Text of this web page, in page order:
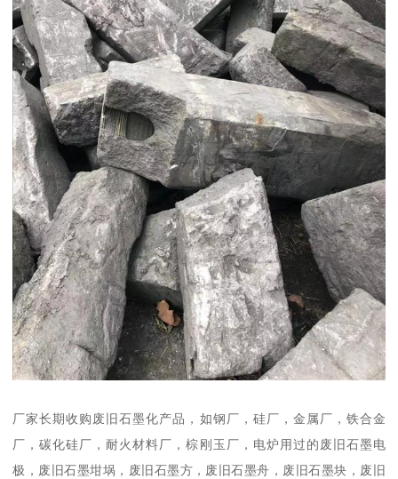
厂家长期收购废旧石墨化产品，如钢厂，硅厂，金属厂，铁合金
厂，碳化硅厂，耐火材料厂，棕刚玉厂，电炉用过的废旧石墨电
极，废旧石墨坩埚，废旧石墨方，废旧石墨舟，废旧石墨块，废旧